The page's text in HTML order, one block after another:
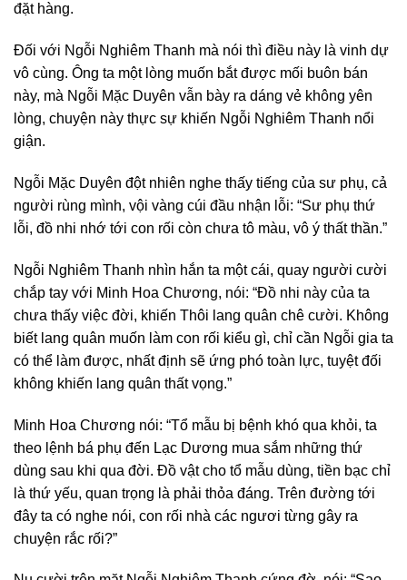
đặt hàng.
Đối với Ngỗi Nghiêm Thanh mà nói thì điều này là vinh dự
vô cùng. Ông ta một lòng muốn bắt được mối buôn bán
này, mà Ngỗi Mặc Duyên vẫn bày ra dáng vẻ không yên
lòng, chuyện này thực sự khiến Ngỗi Nghiêm Thanh nổi
giận.
Ngỗi Mặc Duyên đột nhiên nghe thấy tiếng của sư phụ, cả
người rùng mình, vội vàng cúi đầu nhận lỗi: “Sư phụ thứ
lỗi, đồ nhi nhớ tới con rối còn chưa tô màu, vô ý thất thần.”
Ngỗi Nghiêm Thanh nhìn hắn ta một cái, quay người cười
chắp tay với Minh Hoa Chương, nói: “Đồ nhi này của ta
chưa thấy việc đời, khiến Thôi lang quân chê cười. Không
biết lang quân muốn làm con rối kiểu gì, chỉ cần Ngỗi gia ta
có thể làm được, nhất định sẽ ứng phó toàn lực, tuyệt đối
không khiến lang quân thất vọng.”
Minh Hoa Chương nói: “Tổ mẫu bị bệnh khó qua khỏi, ta
theo lệnh bá phụ đến Lạc Dương mua sắm những thứ
dùng sau khi qua đời. Đồ vật cho tổ mẫu dùng, tiền bạc chỉ
là thứ yếu, quan trọng là phải thỏa đáng. Trên đường tới
đây ta có nghe nói, con rối nhà các ngươi từng gây ra
chuyện rắc rối?”